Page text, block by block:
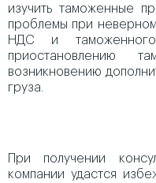
изучить таможенные
проблемы при
НДС и
приостановлению
возникновению
груза.
При получении
компании удастся